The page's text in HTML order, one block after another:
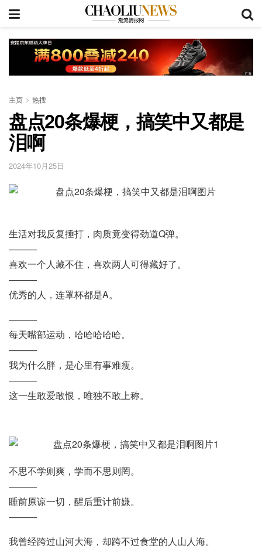
主页 热搜
盘点20条爆梗，搞笑中又都是
泪啊
2024年10月25日
生活对我反复捶打，肉质竟变得劲道Q弹。
———
喜欢一个人藏不住，喜欢两人可得藏好了。
———
优秀的人，连罩杯都是A。
———
每天嘴部运动，哈哈哈哈哈。
———
我为什么胖，是心里有事难瘦。
———
这一生敢爱敢恨，唯独不敢上称。
不思不学则爽，学而不思则罔。
———
睡前原谅一切，醒后重计前嫌。
———
我曾经跨过山河大海，却跨不过食堂的人山人海。